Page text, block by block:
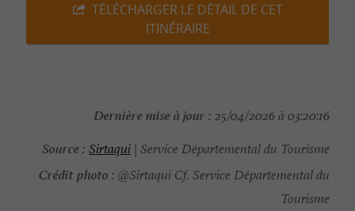
TÉLÉCHARGER LE DÉTAIL DE CET
ITINÉRAIRE
Dernière mise à jour : 25/04/2026 à 03:20:16
Source : Sirtaqui | Service Départemental du Tourisme
Crédit photo : @Sirtaqui Cf. Service Départemental du
Tourisme